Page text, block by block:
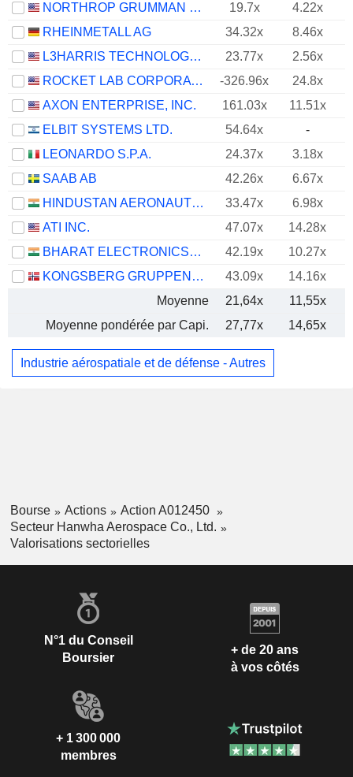
NORTHROP GRUMMAN CORPORATION
19.7x 4.22x
RHEINMETALL AG
34.32x
8.46x
L3HARRIS TECHNOLOGIES, INC.
23.77x
2.56x
ROCKET LAB CORPORATION
-326.96x 24.8x
AXON ENTERPRISE, INC.
161.03x
11.51x
ELBIT SYSTEMS LTD.
54.64x
-
LEONARDO S.P.A.
24.37x
3.18x
SAAB AB
42.26x
6.67x
HINDUSTAN AERONAUTICS LIMITED
33.47x
6.98x
ATI INC.
47.07x
14.28x
BHARAT ELECTRONICS LIMITED
42.19x
10.27x
KONGSBERG GRUPPEN ASA
43.09x
14.16x
Moyenne
21,64x
11,55x
Moyenne pondérée par Capi.
27,77x 14,65x
Industrie aérospatiale et de défense - Autres
Bourse Actions
Action A012450
Secteur Hanwha Aerospace Co., Ltd.
Valorisations sectorielles
N°1 du Conseil
Boursier
+ de 20 ans
à vos côtés
+ 1 300 000
membres